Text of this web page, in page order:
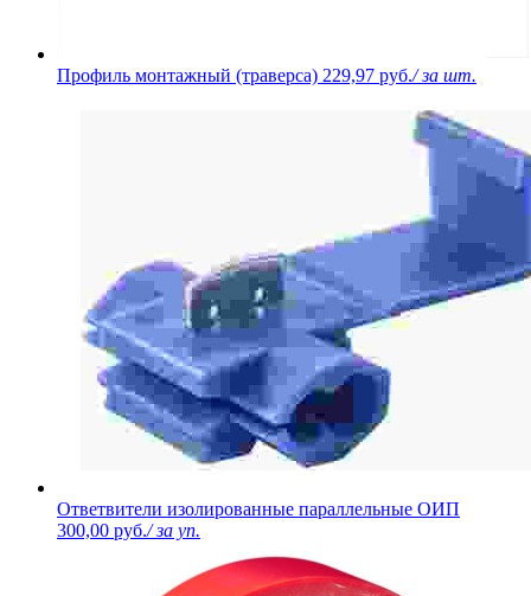
Профиль монтажный (траверса) 229,97 руб./ за шт.
Ответвители изолированные параллельные ОИП
300,00 руб./ за уп.